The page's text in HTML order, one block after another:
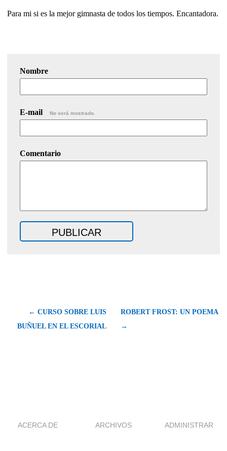
Para mi si es la mejor gimnasta de todos los tiempos. Encantadora.
Nombre
E-mail No será mostrado.
Comentario
← CURSO SOBRE LUIS
BUÑUEL EN EL ESCORIAL
ROBERT FROST: UN POEMA
→
ACERCA DE ARCHIVOS ADMINISTRAR